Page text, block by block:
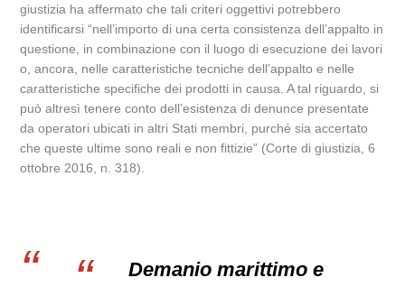
giustizia ha affermato che tali criteri oggettivi potrebbero
identificarsi “nell’importo di una certa consistenza dell’appalto in
questione, in combinazione con il luogo di esecuzione dei lavori
o, ancora, nelle caratteristiche tecniche dell’appalto e nelle
caratteristiche specifiche dei prodotti in causa. A tal riguardo, si
può altresì tenere conto dell’esistenza di denunce presentate
da operatori ubicati in altri Stati membri, purché sia accertato
che queste ultime sono reali e non fittizie” (Corte di giustizia, 6
ottobre 2016, n. 318).
Demanio marittimo e